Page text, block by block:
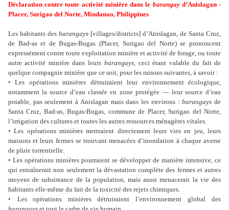
Déclaration contre toute activité minière dans le barangayd’Anislagan -
Placer, Surigao del Norte, Mindanao, Philippines
Les habitants des barangays [villages/districts] d’Anislagan, de Santa Cruz,
de Bad-as et de Bugas-Bugas (Placer, Surigao del Norte) se prononcent
expressément contre toute exploitation minière et activité de forage, ou toute
autre activité minière dans leurs barangays, ceci étant valable du fait de
quelque compagnie minière que ce soit, pour les raisons suivantes, à savoir :
• Les opérations minières détruiraient leur environnement écologique,
notamment la source d’eau classée en zone protégée — leur source d’eau
potable, pas seulement à Anislagan mais dans les environs :barangays de
Santa Cruz, Bad-as, Bugas-Bugas, commune de Placer, Surigao del Norte,
l’irrigation des cultures et toutes les autres ressources ménagères vitales.
• Les opérations minières mettraient directement leurs vies en jeu, leurs
maisons et leurs fermes se trouvant menacées d’inondation à chaque averse
de pluie torrentielle.
• Les opérations minières pourraient se développer de manière intensive, ce
qui entraînerait non seulement la dévastation complète des fermes et autres
moyens de subsistance de la population, mais aussi menacerait la vie des
habitants elle-même du fait de la toxicité des rejets chimiques.
•
Les opérations minières détruiraient l’environnement
global des